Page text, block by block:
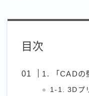
目次
1. 「CADの
1-1. 3Dプ